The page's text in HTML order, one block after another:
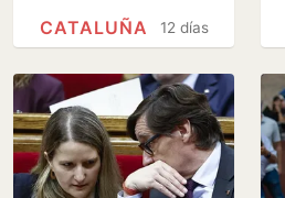
Cataluña se
queda fuera del
12 días
CATALUÑA